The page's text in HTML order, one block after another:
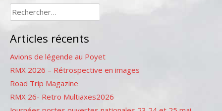
Rechercher :
Articles récents
Avions de légende au Poyet
RMX 2026 – Rétrospective en images
Road Trip Magazine
RMX 26- Retro Multiaxes2026